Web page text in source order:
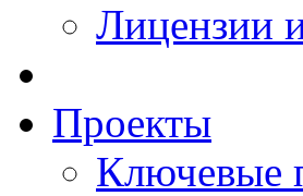
Лицензии
Проекты
Ключевые